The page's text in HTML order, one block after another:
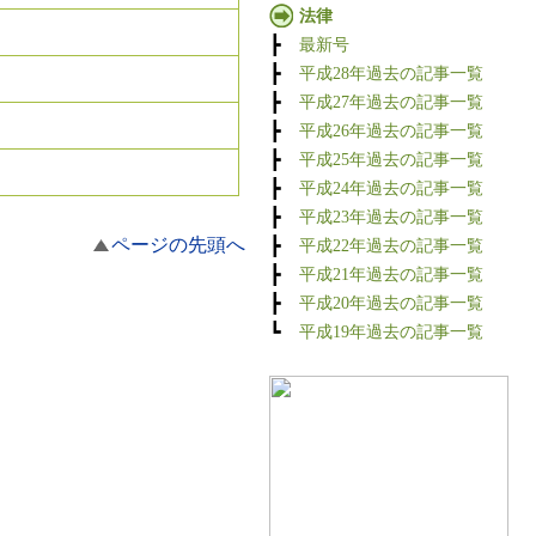
ページの先頭へ
法律
┣ 最新号
┣ 平成28年過去の記事一覧
┣ 平成27年過去の記事一覧
┣ 平成26年過去の記事一覧
┣ 平成25年過去の記事一覧
┣ 平成24年過去の記事一覧
┣ 平成23年過去の記事一覧
┣ 平成22年過去の記事一覧
┣ 平成21年過去の記事一覧
┣ 平成20年過去の記事一覧
┗ 平成19年過去の記事一覧